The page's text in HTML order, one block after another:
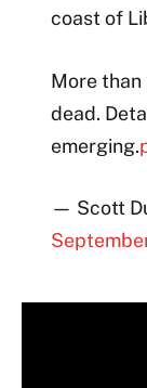
coast of
More
dead.
emerging.
— Scott